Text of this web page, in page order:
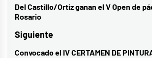
de
Entrada
anterior:
Del Castillo/Ortiz ganan el V Open de
Rosario
Siguiente
Entrada
Convocado el IV CERTAMEN DE